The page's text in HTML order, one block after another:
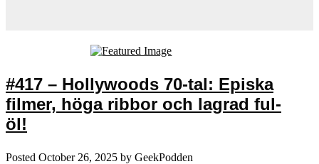
#417 – Hollywoods 70-tal: Episka
filmer, höga ribbor och lagrad ful-
öl!
Posted October 26, 2025 by GeekPodden